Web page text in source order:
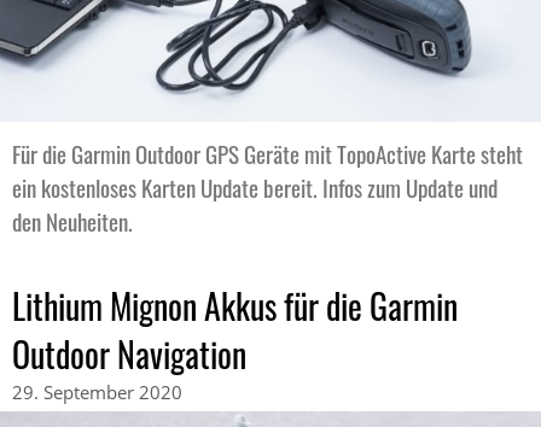
Für die Garmin Outdoor GPS Geräte mit TopoActive Karte steht
ein kostenloses Karten Update bereit. Infos zum Update und
den Neuheiten.
Lithium Mignon Akkus für die Garmin
Outdoor Navigation
29. September 2020